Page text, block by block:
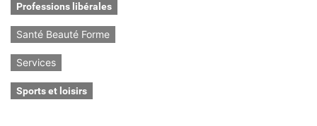
Professions libérales
Santé Beauté Forme
Services
Sports et loisirs